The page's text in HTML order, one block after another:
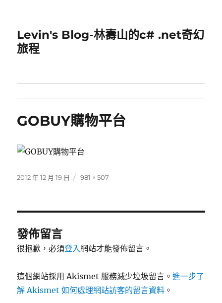
Levin's Blog-林壽山的c# .net奇幻
旅程
GOBUY購物平台
發
2012 年 12 月 19 日
完
981 × 507
發佈留言
很抱歉，必須登入網站才能發佈留言。
這個網站採用 Akismet 服務減少垃圾留言。進一步了
解 Akismet 如何處理網站訪客的留言資料 。